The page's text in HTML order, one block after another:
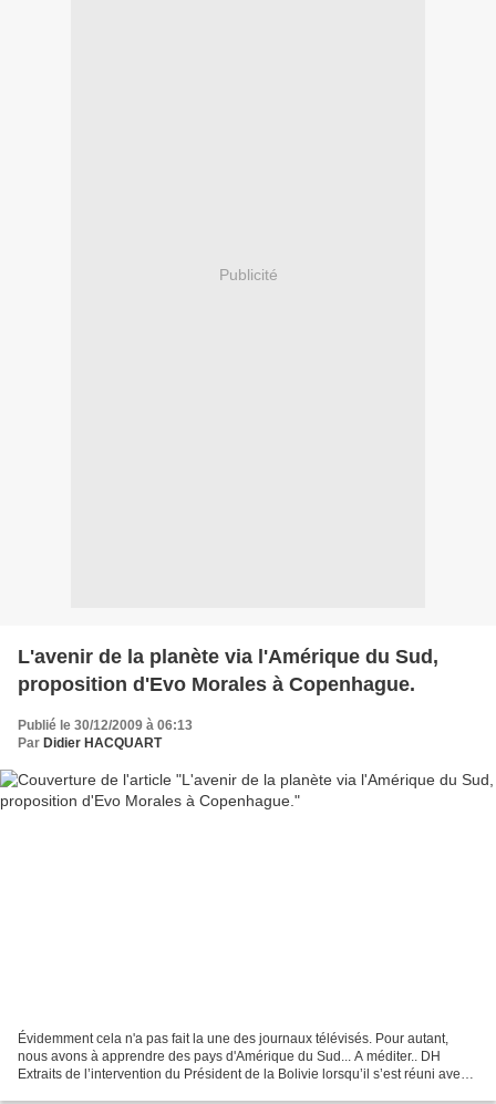
Publicité
L'avenir de la planète via l'Amérique du Sud,
proposition d'Evo Morales à Copenhague.
Publié le 30/12/2009 à 06:13
Par Didier HACQUART
Évidemment cela n'a pas fait la une des journaux télévisés. Pour autant,
nous avons à apprendre des pays d'Amérique du Sud... A méditer.. DH
Extraits de l’intervention du Président de la Bolivie lorsqu’il s’est réuni avec